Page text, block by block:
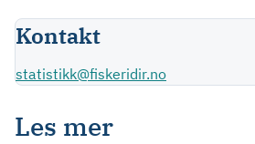
Kontakt
statistikk@fiskeridir.no
Les mer